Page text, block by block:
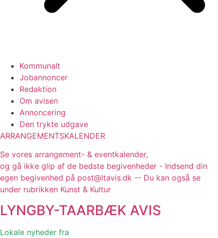
Kommunalt
Jobannoncer
Redaktion
Om avisen
Annoncering
Den trykte udgave
ARRANGEMENTSKALENDER
Se vores arrangement- & eventkalender,
og gå ikke glip af de bedste begivenheder - Indsend din
egen begivenhed på post@ltavis.dk -- Du kan også se
under rubrikken Kunst & Kultur
LYNGBY-TAARBÆK AVIS
Lokale nyheder fra